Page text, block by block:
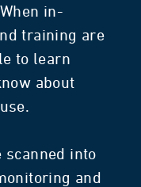
in-
training are
to learn
about
scanned into
and